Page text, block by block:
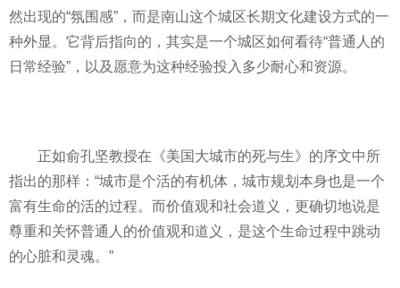
然出现的“氛围感”，而是南山这个城区长期文化建设方式的一
种外显。它背后指向的，其实是一个城区如何看待“普通人的
日常经验”，以及愿意为这种经验投入多少耐心和资源。
正如俞孔坚教授在《美国大城市的死与生》的序文中所
指出的那样：“城市是个活的有机体，城市规划本身也是一个
富有生命的活的过程。而价值观和社会道义，更确切地说是
尊重和关怀普通人的价值观和道义，是这个生命过程中跳动
的心脏和灵魂。”